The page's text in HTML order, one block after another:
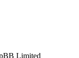
Limited